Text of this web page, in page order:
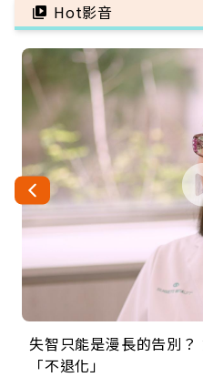
Hot影音
失智只能是漫長的告別
「不退化」
來自剛果的巧克力神父
的家，我連作夢都講台語
63歲卸矽谷副總、搬回
丑」走進安養院，逗樂
104歲打破金氏世界紀錄
手，分享長壽的秘密原來
事業巔峰他選擇追夢…黑
巨蛋！連CNN都大讚！